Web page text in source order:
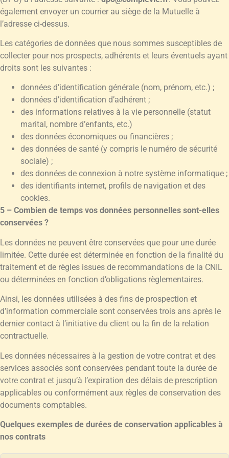
également envoyer un courrier au siège de la Mutuelle à
l’adresse ci-dessus.
Les catégories de données que nous sommes susceptibles de
collecter pour nos prospects, adhérents et leurs éventuels ayant
droits sont les suivantes :
données d’identification générale (nom, prénom, etc.) ;
données d’identification d’adhérent ;
des informations relatives à la vie personnelle (statut
marital, nombre d’enfants, etc.)
des données économiques ou financières ;
des données de santé (y compris le numéro de sécurité
sociale) ;
des données de connexion à notre système informatique ;
des identifiants internet, profils de navigation et des
cookies.
5 – Combien de temps vos données personnelles sont-elles
conservées ?
Les données ne peuvent être conservées que pour une durée
limitée. Cette durée est déterminée en fonction de la finalité du
traitement et de règles issues de recommandations de la CNIL
ou déterminées en fonction d’obligations règlementaires.
Ainsi, les données utilisées à des fins de prospection et
d’information commerciale sont conservées trois ans après le
dernier contact à l’initiative du client ou la fin de la relation
contractuelle.
Les données nécessaires à la gestion de votre contrat et des
services associés sont conservées pendant toute la durée de
votre contrat et jusqu’à l’expiration des délais de prescription
applicables ou conformément aux règles de conservation des
documents comptables.
Quelques exemples de durées de conservation applicables à
nos contrats